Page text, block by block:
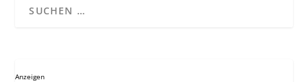
Anzeigen